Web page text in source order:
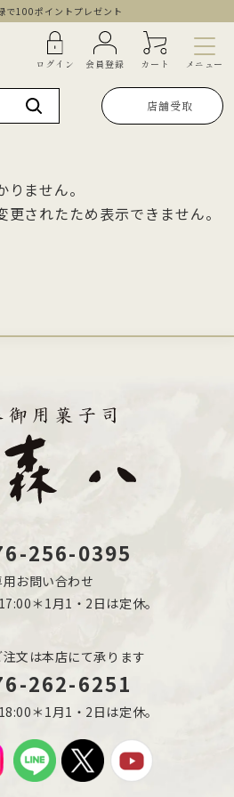
で100ポイントプレゼント
ログイン 会員登録 カート メニュー
店舗受取
ません。
されたため表示できません。
256-0395
お問い合わせ
＊1月1・2日は定休。
文は本店にて承ります
262-6251
＊1月1・2日は定休。